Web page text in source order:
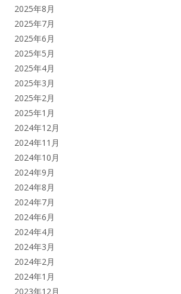
2025年8月
2025年7月
2025年6月
2025年5月
2025年4月
2025年3月
2025年2月
2025年1月
2024年12月
2024年11月
2024年10月
2024年9月
2024年8月
2024年7月
2024年6月
2024年4月
2024年3月
2024年2月
2024年1月
2023年12月